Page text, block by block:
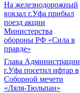
На железнодорожный
вокзал г.Уфа прибыл
поезд акции
Министерства
обороны РФ «Сила в
правде»
Глава Администрации
г.Уфа посетил ифтар в
Соборной мечети
«Ляля-Тюльпан»